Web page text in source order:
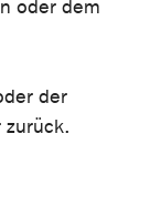
oder dem
der
zurück.